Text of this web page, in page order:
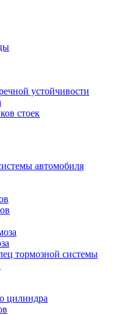
устойчивости
стоек
автомобиля
тормозной системы
цилиндра